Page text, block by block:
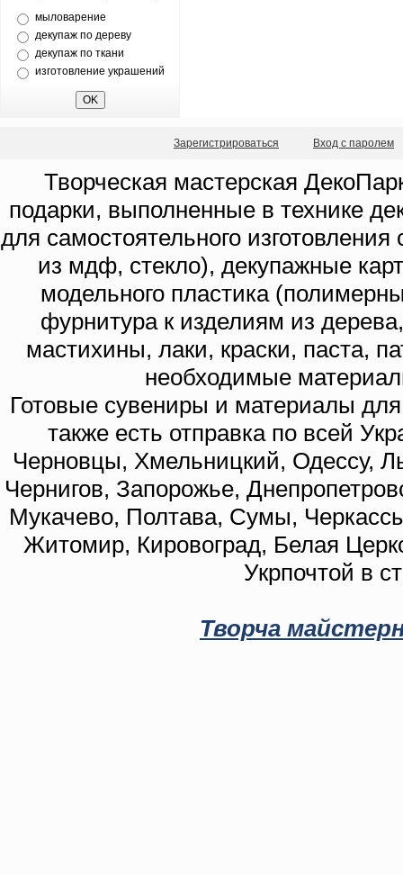
мыловарение
декупаж по дереву
декупаж по ткани
изготовление украшений
Зарегистрироваться Вход с паролем
Творческая мастерская
подарки, выполненные в технике
для самостоятельного
из мдф, стекло), декупажные
модельного пластика
фурнитура к изделиям из
мастихины, лаки, краски, паста,
необходимые
Готовые сувениры и материалы
также есть отправка по всей
Черновцы, Хмельницкий, Одессу,
Чернигов, Запорожье,
Мукачево, Полтава, Сумы,
Житомир, Кировоград, Белая
Укрпочтой в
Творча